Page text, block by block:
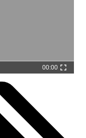
00:00